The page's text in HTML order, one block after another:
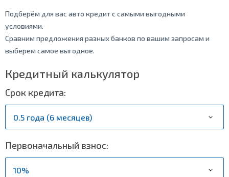
Подберём для вас авто кредит с самыми выгодными
условиями.
Сравним предложения разных банков по вашим запросам и
выберем самое выгодное.
Кредитный калькулятор
Срок кредита:
Первоначальный взнос: